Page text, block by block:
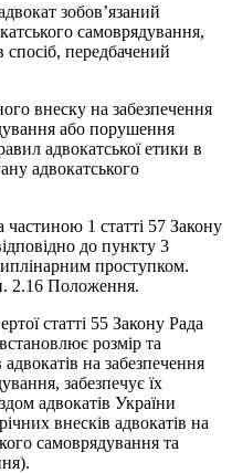
зобов’язаний
самоврядування,
спосіб, передбачений
внеску на забезпечення
або порушення
адвокатської етики в
адвокатського
частиною 1 статті 57 Закону
до пункту 3
проступком.
2.16 Положення.
статті 55 Закону Рада
розмір та
на забезпечення
забезпечує їх
адвокатів України
внесків адвокатів на
самоврядування та